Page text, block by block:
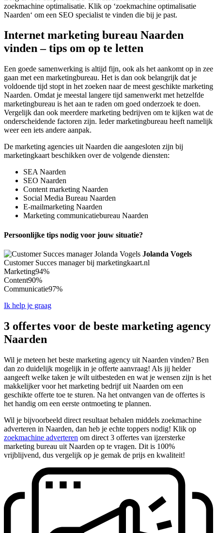
zoekmachine optimalisatie. Klik op ‘zoekmachine optimalisatie
Naarden‘ om een SEO specialist te vinden die bij je past.
Internet marketing bureau Naarden
vinden – tips om op te letten
Een goede samenwerking is altijd fijn, ook als het aankomt op in zee
gaan met een marketingbureau. Het is dan ook belangrijk dat je
voldoende tijd stopt in het zoeken naar de meest geschikte marketing
Naarden. Omdat je meestal langere tijd samenwerkt met hetzelfde
marketingbureau is het aan te raden om goed onderzoek te doen.
Vergelijk dan ook meerdere marketing bedrijven om te kijken wat de
onderscheidende factoren zijn. Ieder marketingbureau heeft namelijk
weer een iets andere aanpak.
De marketing agencies uit Naarden die aangesloten zijn bij
marketingkaart beschikken over de volgende diensten:
SEA Naarden
SEO Naarden
Content marketing Naarden
Social Media Bureau Naarden
E-mailmarketing Naarden
Marketing communicatiebureau Naarden
Persoonlijke tips nodig voor jouw situatie?
Jolanda Vogels
Customer Succes manager bij marketingkaart.nl
Marketing94%
Content90%
Communicatie97%
Ik help je graag
3 offertes voor de beste marketing agency
Naarden
Wil je meteen het beste marketing agency uit Naarden vinden? Ben
dan zo duidelijk mogelijk in je offerte aanvraag! Als jij helder
aangeeft welke taken je wilt uitbesteden en wat je wensen zijn is het
makkelijker voor het marketing bedrijf uit Naarden om een
geschikte offerte toe te sturen. Na het ontvangen van de offertes is
het handig om een eerste ontmoeting te plannen.
Wil je bijvoorbeeld direct resultaat behalen middels zoekmachine
adverteren in Naarden, dan heb je echte toppers nodig! Klik op
zoekmachine adverteren om direct 3 offertes van ijzersterke
marketing bureau uit Naarden op te vragen. Dit is 100%
vrijblijvend, dus vergelijk op je gemak de prijs en kwaliteit!